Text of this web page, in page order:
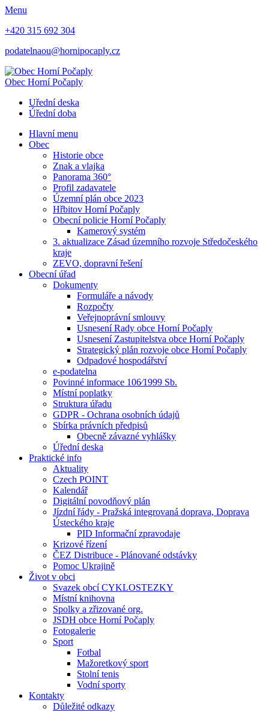
Menu
+420 315 692 304
podatelnaou@hornipocaply.cz
Obec Horní Počaply
Uřední deska
Úřední doba
Hlavní menu
Obec
Historie obce
Znak a vlajka
Panorama 360°
Profil zadavatele
Územní plán obce 2023
Hřbitov Horní Počaply
Obecní policie Horní Počaply
Kamerový systém
3. aktualizace Zásad územního rozvoje Středočeského
kraje
ZEVO, dopravní řešení
Obecní úřad
Dokumenty
Formuláře a návody
Rozpočty
Veřejnoprávní smlouvy
Usnesení Rady obce Horní Počaply
Usnesení Zastupitelstva obce Horní Počaply
Strategický plán rozvoje obce Horní Počaply
Odpadové hospodářství
e-podatelna
Povinné informace 106⁄1999 Sb.
Místní poplatky
Struktura úřadu
GDPR - Ochrana osobních údajů
Sbírka právních předpisů
Obecně závazné vyhlášky
Úřední deska
Praktické info
Aktuality
Czech POINT
Kalendář
Digitální povodňový plán
Jízdní řády - Pražská integrovaná doprava, Doprava
Ústeckého kraje
PID Informační zpravodaje
Krizové řízení
ČEZ Distribuce - Plánované odstávky
Pomoc Ukrajině
Život v obci
Svazek obcí CYKLOSTEZKY
Místní knihovna
Spolky a zřizované org.
JSDH obce Horní Počaply
Fotogalerie
Sport
Fotbal
Mažoretkový sport
Stolní tenis
Vodní sporty
Kontakty
Důležité odkazy